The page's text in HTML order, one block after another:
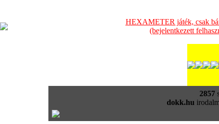
HEXAMETER játék, csak
(bejelentkezett
2857
dokk.hu